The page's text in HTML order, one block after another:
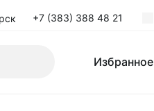
+7 (383) 388 48 21
Избранное